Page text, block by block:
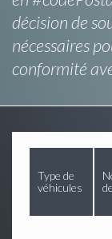
décision de
nécessaires
conformité
Type de
véhicules